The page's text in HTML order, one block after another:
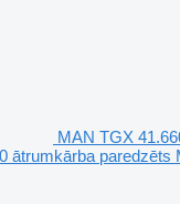
MAN TGX
ātrumkārba paredzēts